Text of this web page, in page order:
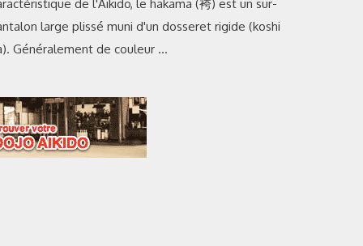
de l'Aikido, le hakama (袴) est un sur-
large plissé muni d'un dosseret rigide (koshi
Généralement de couleur …